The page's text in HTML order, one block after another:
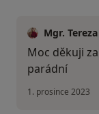
Mgr.
Moc děkuji
parádní
1. prosince 2023